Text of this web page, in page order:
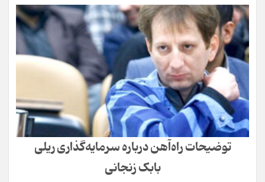
توضیحات راه‌آهن درباره سرمایه‌گذاری ریلی
بابک زنجانی